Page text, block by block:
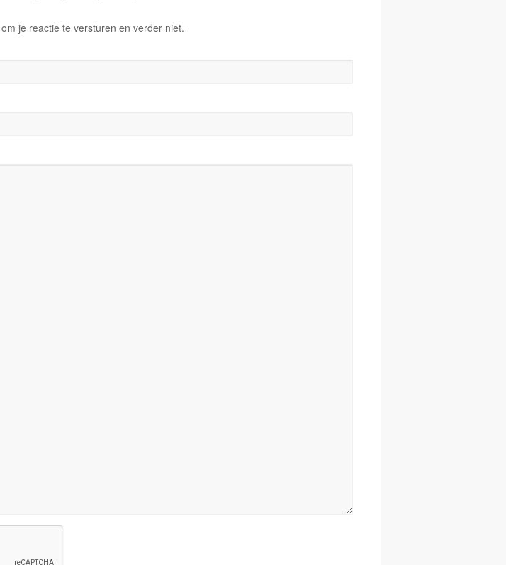
je reactie te versturen en verder niet.